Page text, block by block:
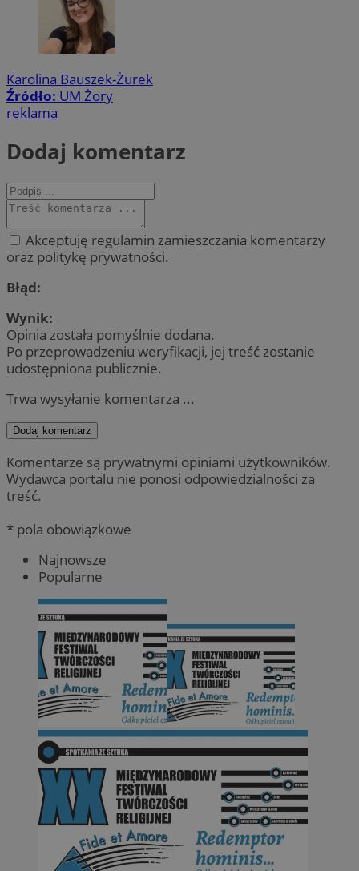
Karolina Bauszek-Żurek
Źródło: UM Żory
reklama
Dodaj komentarz
Akceptuję regulamin zamieszczania komentarzy
oraz politykę prywatności.
Błąd:
Wynik:
Opinia została pomyślnie dodana.
Po przeprowadzeniu weryfikacji, jej treść zostanie
udostępniona publicznie.
Trwa wysyłanie komentarza ...
Dodaj komentarz
Komentarze są prywatnymi opiniami użytkowników.
Wydawca portalu nie ponosi odpowiedzialności za
treść.
* pola obowiązkowe
Najnowsze
Popularne